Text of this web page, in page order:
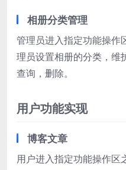
相册分类管理
管理员进入指定功能操作
理员设置相册的分类，维
查询，删除。
用户功能实现
博客文章
用户进入指定功能操作区